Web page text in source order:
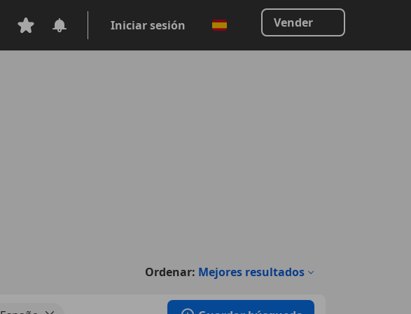
Iniciar sesión Vender
Ordenar: Mejores resultados